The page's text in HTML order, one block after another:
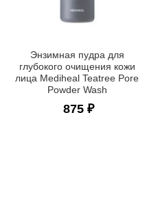
Энзимная пудра для
глубокого очищения кожи
лица Mediheal Teatree Pore
Powder Wash
875 ₽